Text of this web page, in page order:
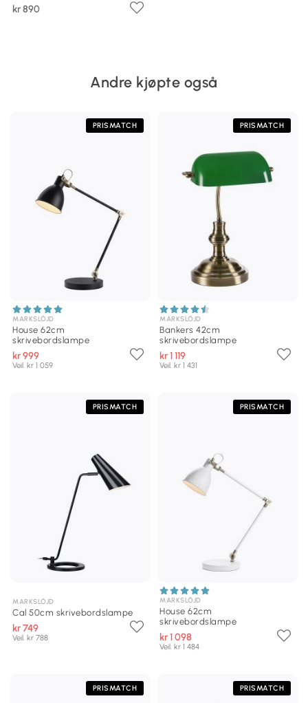
kr 890
Andre kjøpte også
PRISMATCH
MARKSLÖJD
House 62cm
skrivebordslampe
kr 999
Veil. kr 1 059
PRISMATCH
MARKSLÖJD
Bankers 42cm
skrivebordslampe
kr 1 119
Veil. kr 1 431
PRISMATCH
MARKSLÖJD
Cal 50cm skrivebordslampe
kr 749
Veil. kr 788
PRISMATCH
MARKSLÖJD
House 62cm
skrivebordslampe
kr 1 098
Veil. kr 1 484
PRISMATCH PRISMATCH